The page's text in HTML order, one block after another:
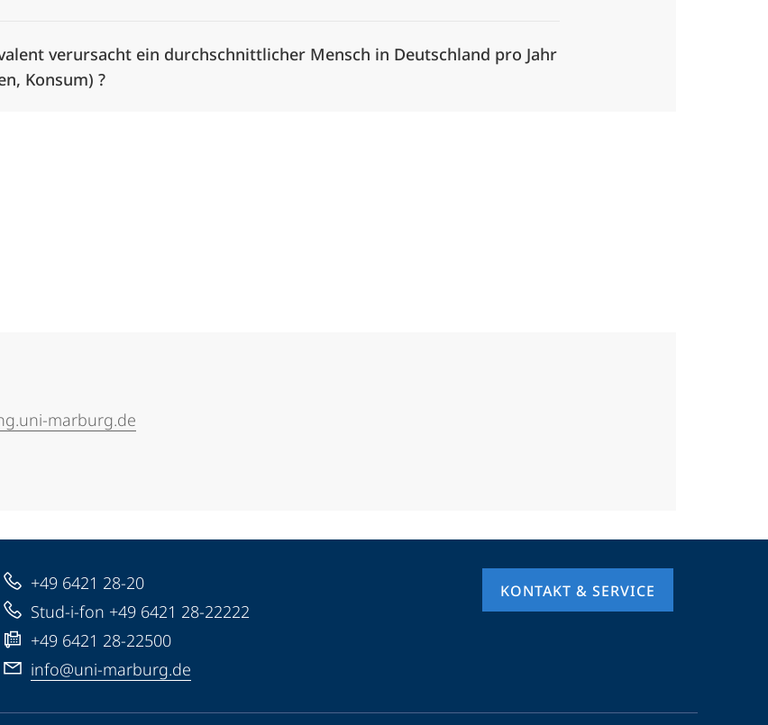
verursacht ein durchschnittlicher Mensch in Deutschland pro Jahr
Konsum) ?
marburg.de
+49 6421 28-20
Stud-i-fon +49 6421 28-22222
+49 6421 28-22500
info@uni-marburg.de
KONTAKT & SERVICE